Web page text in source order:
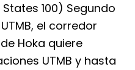
100) Segundo
el corredor
Hoka quiere
UTMB y hasta